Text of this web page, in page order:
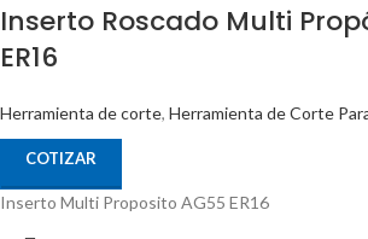
Inserto Roscado Multi
ER16
Herramienta de corte, Herramienta de Corte
COTIZAR
Inserto Multi Proposito AG55 ER16